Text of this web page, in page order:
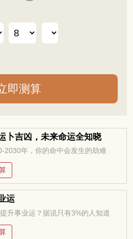
卜吉凶，未来命运全知晓
2030年，你的命中会发生的劫难
运
升事业运？据说只有3%的人知道